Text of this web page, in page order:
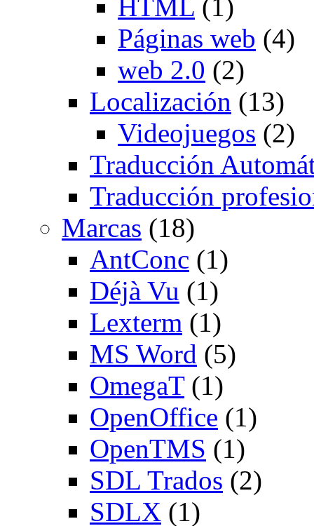
HTML (1)
Páginas web (4)
web 2.0 (2)
Localización (13)
Videojuegos (2)
Traducción
Traducción
Marcas (18)
AntConc (1)
Déjà Vu (1)
Lexterm (1)
MS Word (5)
OmegaT(1)
OpenOffice (1)
OpenTMS (1)
SDL Trados (2)
SDLX (1)